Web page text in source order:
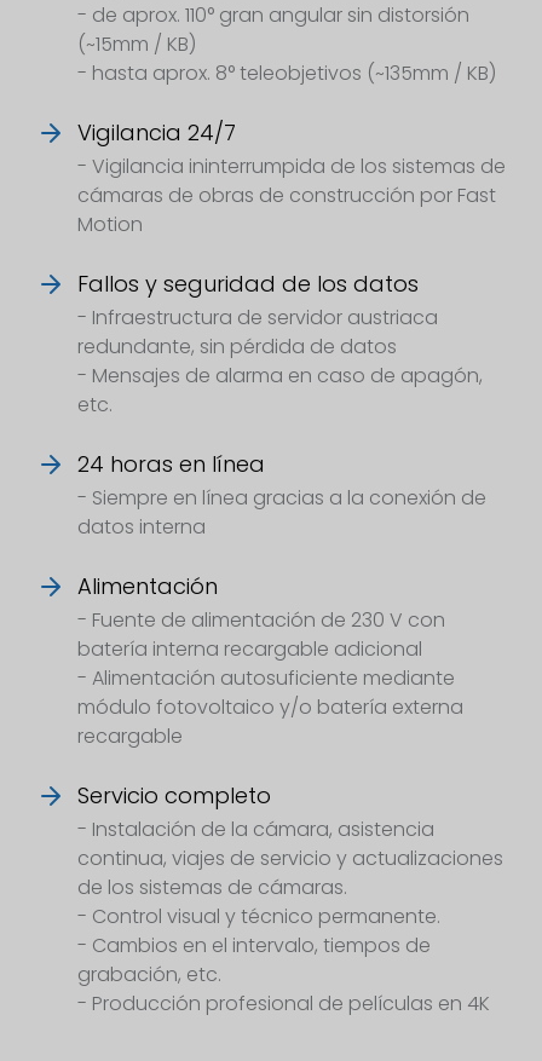
- de aprox. 110° gran angular sin distorsión
(~15mm / KB)
- hasta aprox. 8° teleobjetivos (~135mm / KB)
Vigilancia 24/7
- Vigilancia ininterrumpida de los sistemas de
cámaras de obras de construcción por Fast
Motion
Fallos y seguridad de los datos
- Infraestructura de servidor austriaca
redundante, sin pérdida de datos
- Mensajes de alarma en caso de apagón,
etc.
24 horas en línea
- Siempre en línea gracias a la conexión de
datos interna
Alimentación
- Fuente de alimentación de 230 V con
batería interna recargable adicional
- Alimentación autosuficiente mediante
módulo fotovoltaico y/o batería externa
recargable
Servicio completo
- Instalación de la cámara, asistencia
continua, viajes de servicio y actualizaciones
de los sistemas de cámaras.
- Control visual y técnico permanente.
- Cambios en el intervalo, tiempos de
grabación, etc.
- Producción profesional de películas en 4K